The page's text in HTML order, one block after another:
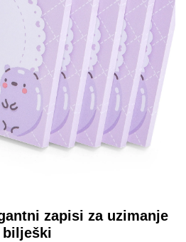
zapisi za uzimanje
bilješki